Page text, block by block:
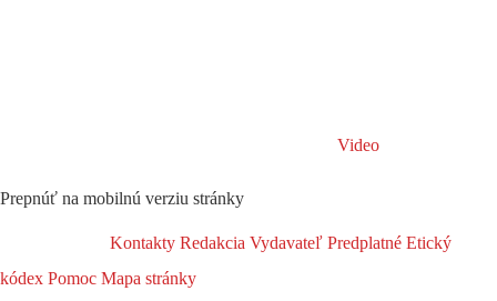
Video
Prepnúť na mobilnú verziu stránky
Kontakty Redakcia Vydavateľ Predplatné Etický
kódex Pomoc Mapa stránky